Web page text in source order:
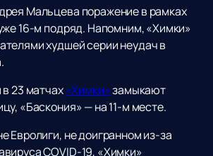
Мальцева поражение в рамках
16-м подряд. Напомним, «Химки»
худшей серии неудач в
23 матчах«Химки»замыкают
«Баскония» — на 11-м месте.
Евролиги, не доигранном из-за
COVID-19, «Химки»